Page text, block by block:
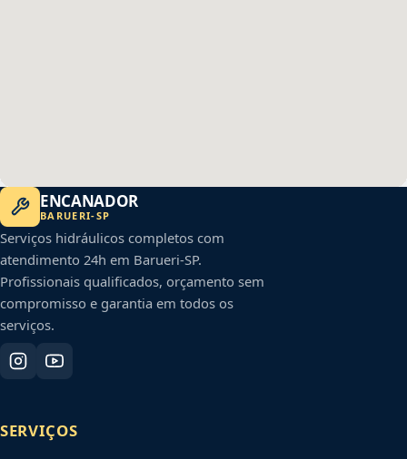
ENCANADOR
BARUERI-SP
Serviços hidráulicos completos com
atendimento 24h em Barueri-SP.
Profissionais qualificados, orçamento sem
compromisso e garantia em todos os
serviços.
SERVIÇOS